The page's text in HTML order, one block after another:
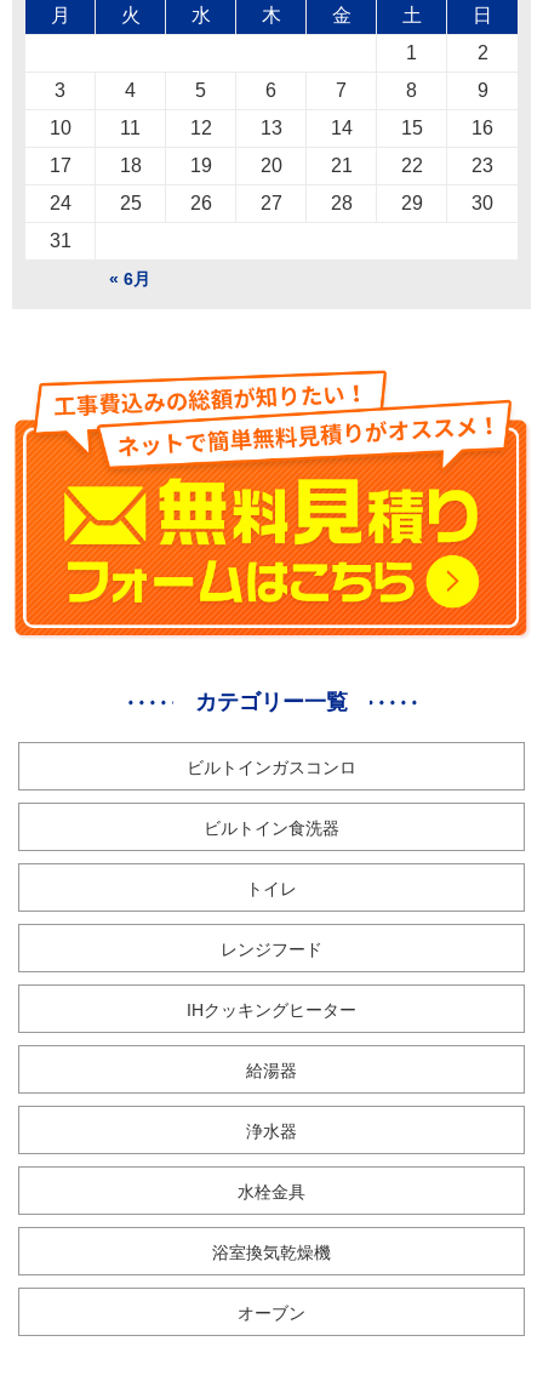
月 火 水 木 金 土 日
« 6月
1
2
3
4 5 6 7 8
9
10
11 12 13 14 15
16
17
18 19 20 21 22
23
24
25 26 27 28 29
30
31
カテゴリー一覧
ビルトインガスコンロ
ビルトイン食洗器
トイレ
レンジフード
IHクッキングヒーター
給湯器
浄水器
水栓金具
浴室換気乾燥機
オーブン